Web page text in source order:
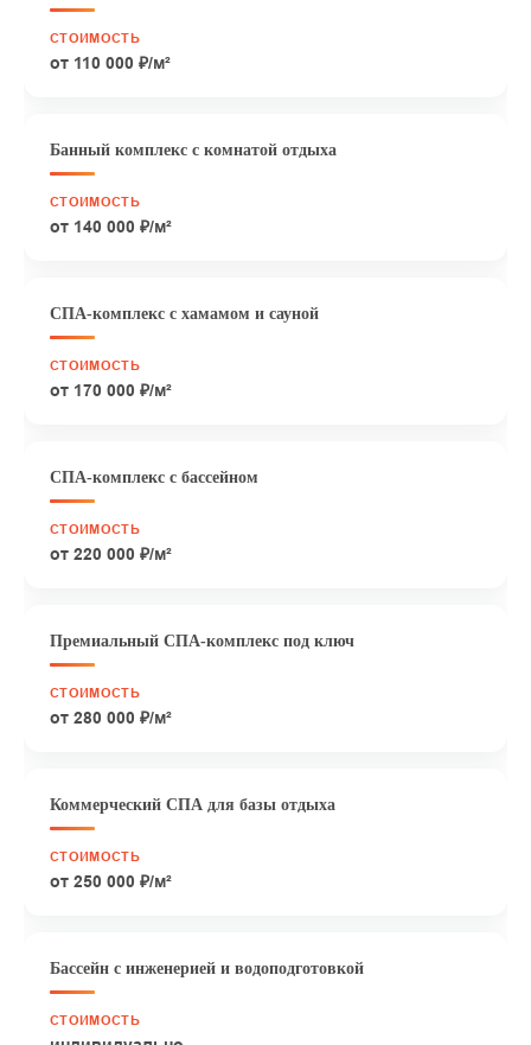
от 110 000 ₽/м²
Банный комплекс с комнатой отдыха
от 140 000 ₽/м²
СПА-комплекс с хамамом и сауной
от 170 000 ₽/м²
СПА-комплекс с бассейном
от 220 000 ₽/м²
Премиальный СПА-комплекс под ключ
от 280 000 ₽/м²
Коммерческий СПА для базы отдыха
от 250 000 ₽/м²
Бассейн с инженерией и водоподготовкой